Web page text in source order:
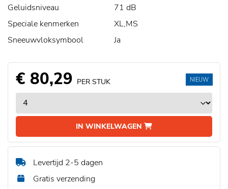
Geluidsniveau
71 dB
Speciale kenmerken
XL,MS
Sneeuwvloksymbool
Ja
€ 80,29 PER STUK
IN WINKELWAGEN
NIEUW
Levertijd 2-5 dagen
Gratis verzending